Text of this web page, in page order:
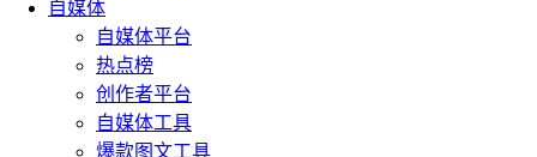
自媒体
自媒体平台
热点榜
创作者平台
自媒体工具
爆款图文工具